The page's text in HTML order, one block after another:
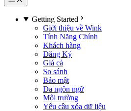
Getting Started
Giới thiệu về Wink
Tính Năng Chính
Khách hàng
Đăng Ký
Giá cả
So sánh
Bảo mật
Đa ngôn ngữ
Môi trường
Yêu cầu xóa dữ liệu